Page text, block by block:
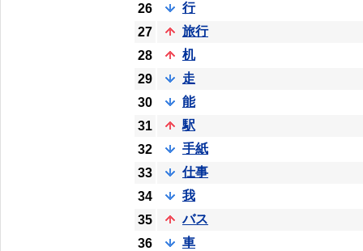
26
行
27
旅行
28
机
29
走
30
能
31
駅
32
手紙
33
仕事
34
我
35
バス
36
車